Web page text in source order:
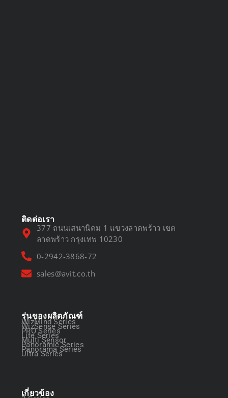
ติดต่อเรา
377 ถนนเสนานิคม 1 แขวงลาดพร้าว เขต
ลาดพร้าว กรุงเทพ 10230
0-2942-3868-72
sales@avit.co.th
รุ่นของผลิตภัณฑ์
WizMind Series
WizSense Series
PRO Series
Lite Series
Multi Sensor
Panoramic Series
Panorama Series
Ultra Series
เกี่ยวข้อง